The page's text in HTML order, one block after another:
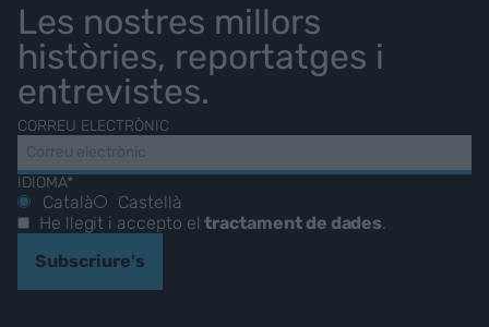
Les nostres millors
històries, reportatges i
entrevistes.
CORREU ELECTRÒNIC
IDIOMA*
Català
Castellà
He llegit i accepto eltractament de dades.
Subscriure's